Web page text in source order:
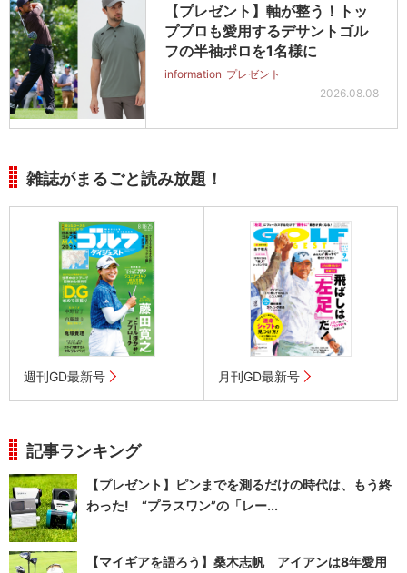
【プレゼント】軸が整う！トッ
ププロも愛用するデサントゴル
フの半袖ポロを1名様に
information プレゼント
2026.08.08
雑誌がまるごと読み放題！
週刊GD最新号 月刊GD最新号
記事ランキング
【プレゼント】ピンまでを測るだけの時代は、もう終
わった! “プラスワン”の「レー...
【マイギアを語ろう】桑木志帆 アイアンは8年愛用